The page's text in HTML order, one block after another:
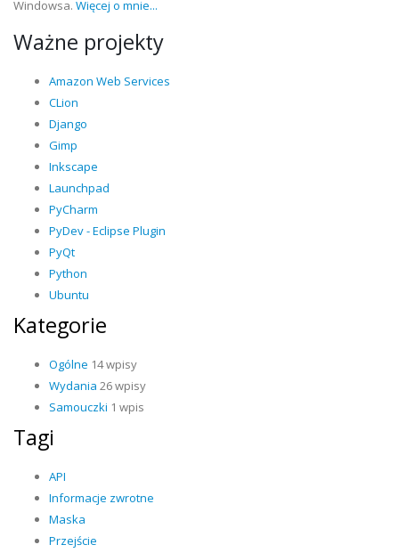
Windowsa. Więcej o mnie...
Ważne projekty
Amazon Web Services
CLion
Django
Gimp
Inkscape
Launchpad
PyCharm
PyDev - Eclipse Plugin
PyQt
Python
Ubuntu
Kategorie
Ogólne 14 wpisy
Wydania 26 wpisy
Samouczki 1 wpis
Tagi
API
Informacje zwrotne
Maska
Przejście